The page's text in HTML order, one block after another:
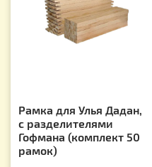
Рамка для Улья Дадан,
с разделителями
Гофмана (комплект 50
рамок)